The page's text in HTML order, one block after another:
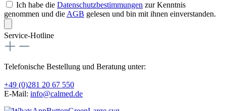
Ich habe die Datenschutzbestimmungen zur Kenntnis
genommen und die AGB gelesen und bin mit ihnen einverstanden.
Service-Hotline
Telefonische Bestellung und Beratung unter:
+49 (0)281 20 67 550
E-Mail: info@calmed.de